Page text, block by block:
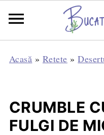
Acasă » Retete »
CRUMBLE
FULGI DE